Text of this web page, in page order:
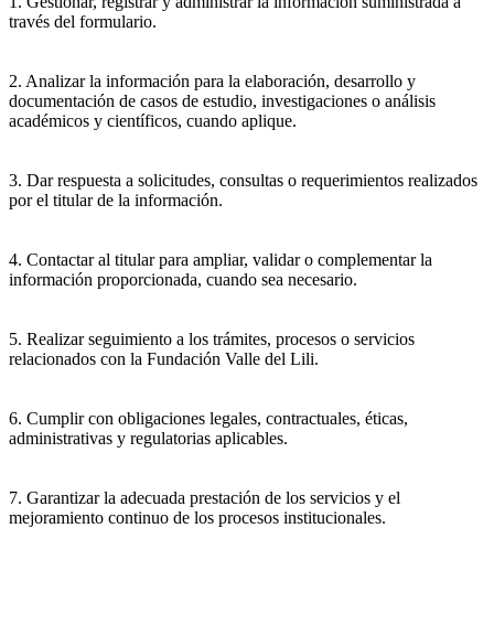
través del formulario.
2. Analizar la información para la elaboración, desarrollo y
documentación de casos de estudio, investigaciones o análisis
académicos y científicos, cuando aplique.
3. Dar respuesta a solicitudes, consultas o requerimientos realizados
por el titular de la información.
4. Contactar al titular para ampliar, validar o complementar la
información proporcionada, cuando sea necesario.
5. Realizar seguimiento a los trámites, procesos o servicios
relacionados con la Fundación Valle del Lili.
6. Cumplir con obligaciones legales, contractuales, éticas,
administrativas y regulatorias aplicables.
7. Garantizar la adecuada prestación de los servicios y el
mejoramiento continuo de los procesos institucionales.